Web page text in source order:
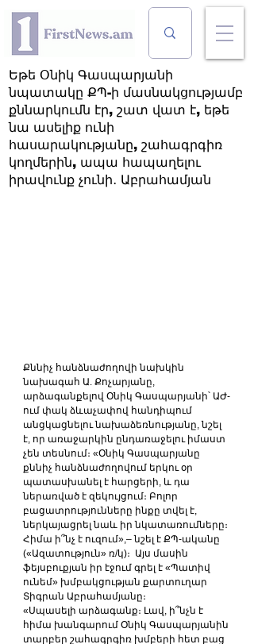
Եթե Օնիկ Գասպարյանի
նպատակը ՔՊ-ի մասնակցությամբ
քննարկումն էր, շատ վատ է, եթե
նա ասելիք ունի
հասարակությանը, շահագրգիռ
կողմերին, ապա հապաղելու
իրավունք չունի․ Աբրահամյան
Քննիչ հանձնաժողովի նախկին
նախագահ Ա. Քոչարյանը,
արձագանքելով Օնիկ Գասպարյանի՝ ԱԺ-
ում փակ ձևաչափով հանդիպում
անցկացնելու նախաձեռնությանը, նշել
է, որ առաջարկին ընդառաջելու իմաստ
չեն տեսնում։ «Օնիկ Գասպարյանը
քննիչ հանձնաժողովում երկու օր
պատասխանել է հարցերի, և դա
ներառված է զեկույցում։ Բոլոր
բացատրությունները ինքը տվել է,
ներկայացրել նաև իր նկատառումները։
Հիմա ի՞նչ է ուզում»,– նշել է ՔՊ-ականը
(«Ազատություն» ռ/կ)։  Այս մասին
ֆեյսբուքյան իր էջում գրել է «Պատիվ
ունեմ» խմբակցության քարտուղար
Տիգրան Աբրահամյանը։
«Սպասելի արձագանք։ Լավ, ի՞նչն է
հիմա խանգարում Օնիկ Գասպարյանին
տարբեր շահագրգիռ խմբերի հետ բաց